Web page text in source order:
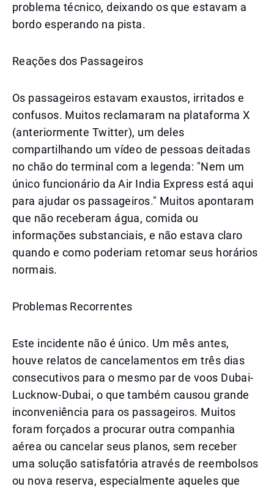
problema técnico, deixando os que estavam a
bordo esperando na pista.
Reações dos Passageiros
Os passageiros estavam exaustos, irritados e
confusos. Muitos reclamaram na plataforma X
(anteriormente Twitter), um deles
compartilhando um vídeo de pessoas deitadas
no chão do terminal com a legenda: "Nem um
único funcionário da Air India Express está aqui
para ajudar os passageiros." Muitos apontaram
que não receberam água, comida ou
informações substanciais, e não estava claro
quando e como poderiam retomar seus horários
normais.
Problemas Recorrentes
Este incidente não é único. Um mês antes,
houve relatos de cancelamentos em três dias
consecutivos para o mesmo par de voos Dubai-
Lucknow-Dubai, o que também causou grande
inconveniência para os passageiros. Muitos
foram forçados a procurar outra companhia
aérea ou cancelar seus planos, sem receber
uma solução satisfatória através de reembolsos
ou nova reserva, especialmente aqueles que